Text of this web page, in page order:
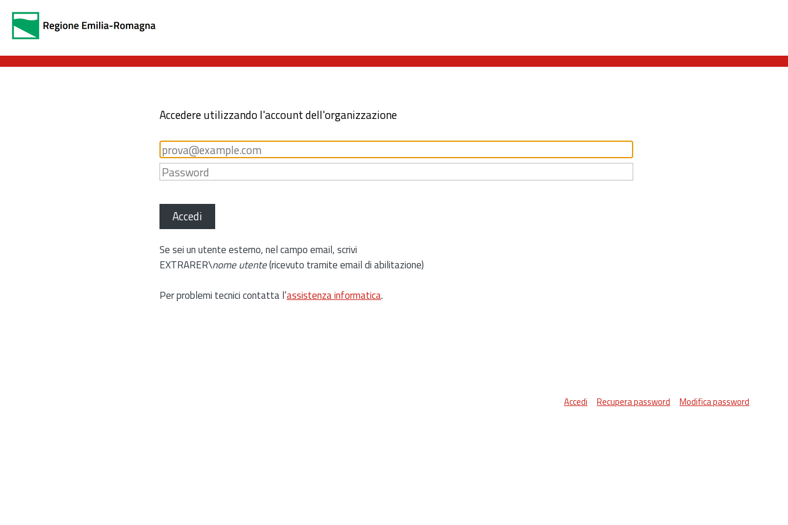
Accedere utilizzando l'account dell'organizzazione
Accedi
Se sei un utente esterno, nel campo email, scrivi
EXTRARER\nome utente(ricevuto tramite email di abilitazione)
Per problemi tecnici contatta l’assistenza informatica.
Accedi Recupera password Modifica password